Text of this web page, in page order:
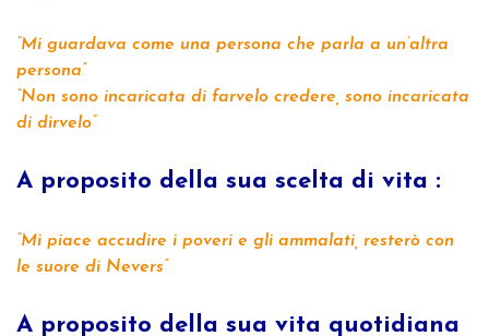
“Mi guardava come una persona che parla a un’altra
persona”
“Non sono incaricata di farvelo credere, sono incaricata
di dirvelo”
A proposito della sua scelta di vita :
“Mi piace accudire i poveri e gli ammalati, resterò con
le suore di Nevers”
A proposito della sua vita quotidiana